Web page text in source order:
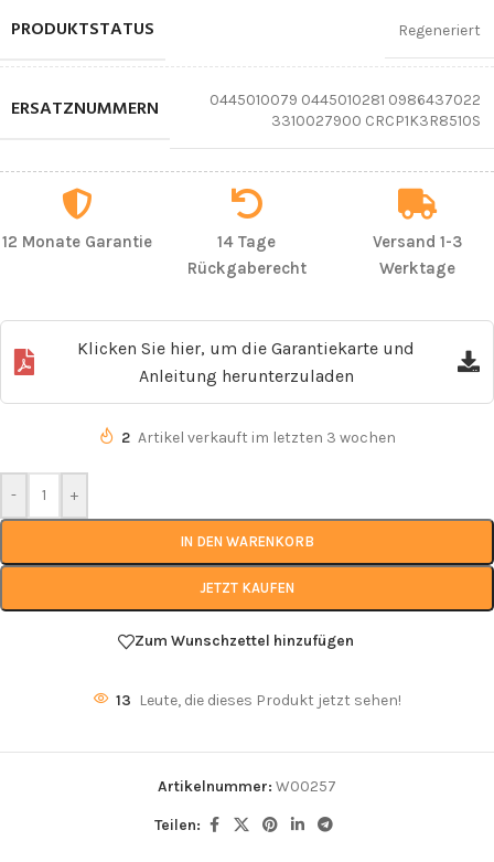
PRODUKTSTATUS Regeneriert
ERSATZNUMMERN
0445010079 0445010281 0986437022
3310027900 CRCP1K3R8510S
12 Monate Garantie
14 Tage
Rückgaberecht
Versand 1-3
Werktage
Klicken Sie hier, um die Garantiekarte und
Anleitung herunterzuladen
2 Artikel verkauft im letzten 3 wochen
- +
IN DEN WARENKORB
JETZT KAUFEN
Zum Wunschzettel hinzufügen
13 Leute, die dieses Produkt jetzt sehen!
Artikelnummer: W00257
Teilen: